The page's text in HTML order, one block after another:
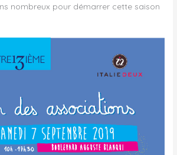
nombreux pour démarrer cette saison